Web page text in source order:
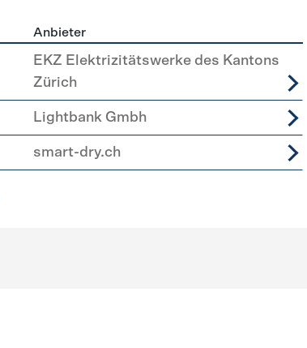
Anbieter
EKZ Elektrizitätswerke des Kantons
Zürich
Lightbank Gmbh
smart-dry.ch